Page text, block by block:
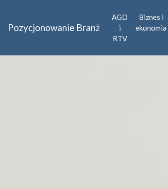
Pozycjonowanie Branż
AGD
i
RTV
Biznes i
ekonomia